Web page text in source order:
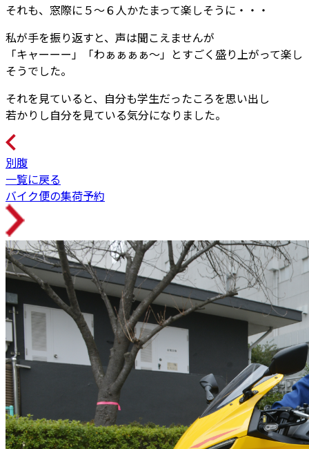
それも、窓際に５～６人かたまって楽しそうに・・・
私が手を振り返すと、声は聞こえませんが
「キャーーー」「わぁぁぁぁ～」とすごく盛り上がって楽し
そうでした。
それを見ていると、自分も学生だったころを思い出し
若かりし自分を見ている気分になりました。
別腹
一覧に戻る
バイク便の集荷予約